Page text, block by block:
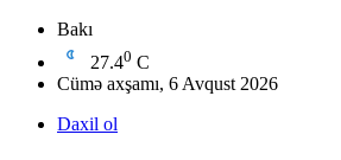
Bakı
27.40 C
Cümə axşamı, 6 Avqust 2026
Daxil ol